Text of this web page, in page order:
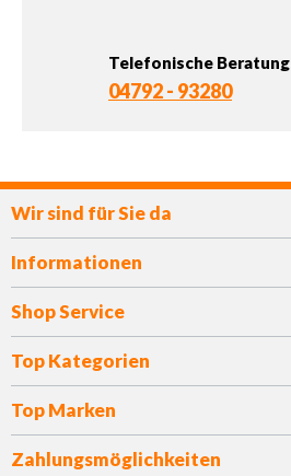
Telefonische Beratung
04792 - 93280
Wir sind für Sie da
Informationen
Shop Service
Top Kategorien
Top Marken
Zahlungsmöglichkeiten